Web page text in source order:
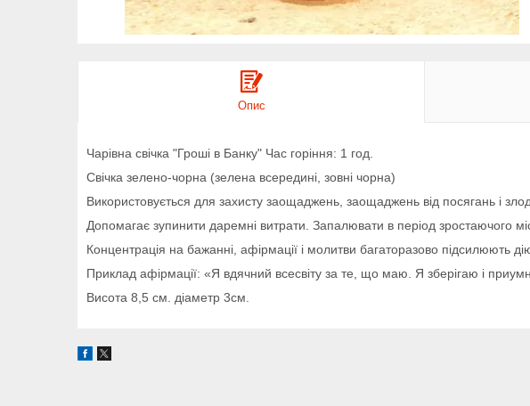
Опис
Чарівна свічка "Гроші в Банку" Час горіння: 1 год.
Свічка зелено-чорна (зелена всередині, зовні чорна)
Використовується для захисту заощаджень, заощаджень від посягань і
Допомагає зупинити даремні витрати. Запалювати в період зростаючого
Концентрація на бажанні, афірмації і молитви багаторазово підсилюють
Приклад афірмації: «Я вдячний всесвіту за те, що маю. Я зберігаю і
Висота 8,5 см. діаметр 3см.